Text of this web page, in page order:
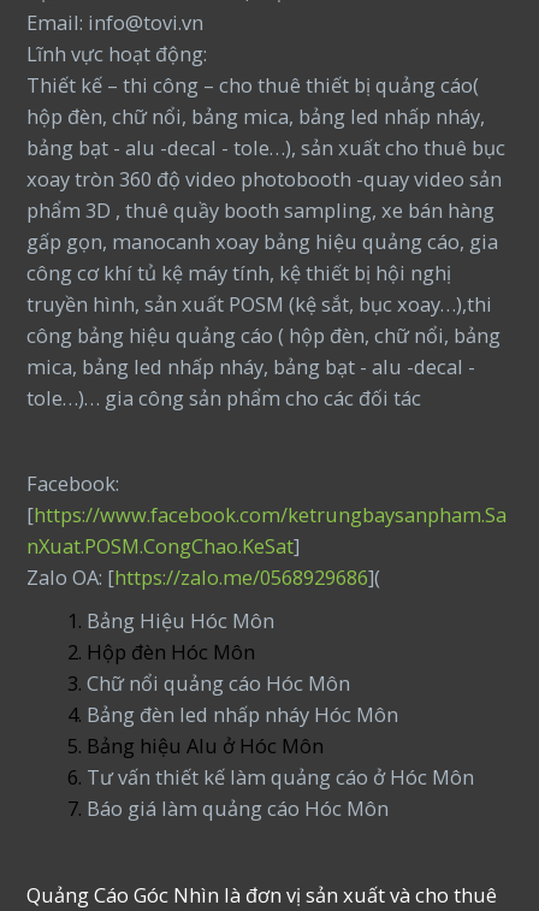
Email: info@tovi.vn
Lĩnh vực hoạt động:
Thiết kế – thi công – cho thuê thiết bị quảng cáo(
hộp đèn, chữ nổi, bảng mica, bảng led nhấp nháy,
bảng bạt - alu -decal - tole…), sản xuất cho thuê bục
xoay tròn 360 độ video photobooth -quay video sản
phẩm 3D , thuê quầy booth sampling, xe bán hàng
gấp gọn, manocanh xoay bảng hiệu quảng cáo, gia
công cơ khí tủ kệ máy tính, kệ thiết bị hội nghị
truyền hình, sản xuất POSM (kệ sắt, bục xoay…),thi
công bảng hiệu quảng cáo ( hộp đèn, chữ nổi, bảng
mica, bảng led nhấp nháy, bảng bạt - alu -decal -
tole…)… gia công sản phẩm cho các đối tác
Facebook:
[https://www.facebook.com/ketrungbaysanpham.Sa
nXuat.POSM.CongChao.KeSat]
Zalo OA: [https://zalo.me/0568929686](
Bảng Hiệu Hóc Môn
Hộp đèn Hóc Môn
Chữ nổi quảng cáo Hóc Môn
Bảng đèn led nhấp nháy Hóc Môn
Bảng hiệu Alu ở Hóc Môn
Tư vấn thiết kế làm quảng cáo ở Hóc Môn
Báo giá làm quảng cáo Hóc Môn
Quảng Cáo Góc Nhìn là đơn vị sản xuất và cho thuê